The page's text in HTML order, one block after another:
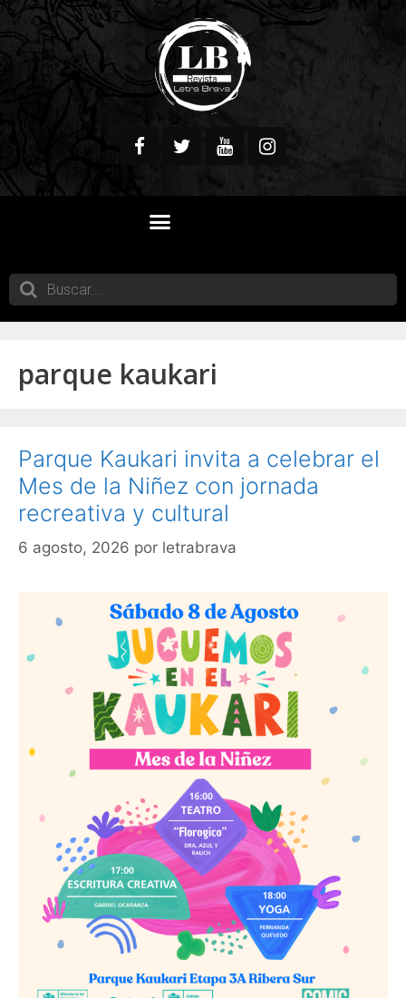
parque kaukari
Parque Kaukari invita a celebrar el
Mes de la Niñez con jornada
recreativa y cultural
6 agosto, 2026 por letrabrava